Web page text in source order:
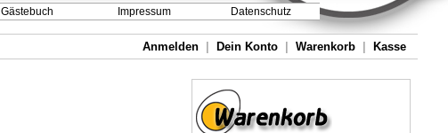
Gästebuch Impressum Datenschutz
Anmelden Dein Konto Warenkorb Kasse